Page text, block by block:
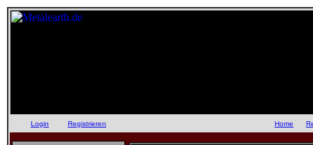
Login Registrieren Home